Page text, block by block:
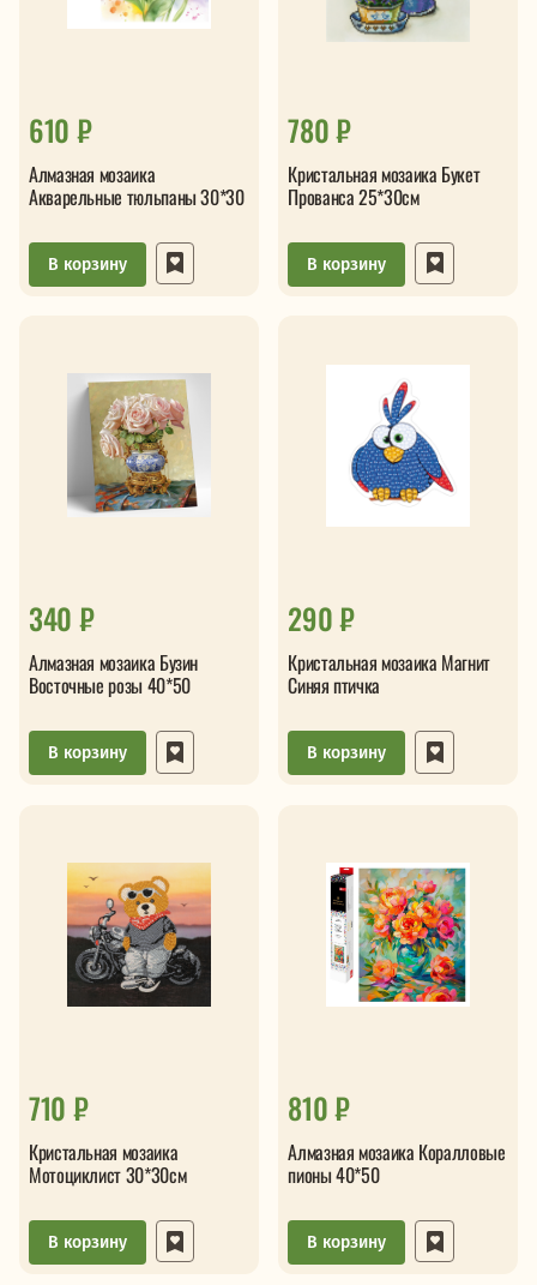
610 ₽
Алмазная мозаика
Акварельные тюльпаны 30*30
В корзину
780 ₽
Кристальная мозаика Букет
Прованса 25*30см
В корзину
340 ₽
Алмазная мозаика Бузин
Восточные розы 40*50
В корзину
290 ₽
Кристальная мозаика Магнит
Синяя птичка
В корзину
710 ₽
Кристальная мозаика
Мотоциклист 30*30см
В корзину
810 ₽
Алмазная мозаика Коралловые
пионы 40*50
В корзину